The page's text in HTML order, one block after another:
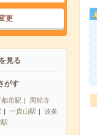
更
見る
がす
市駅
周船寺
一貴山駅
波多